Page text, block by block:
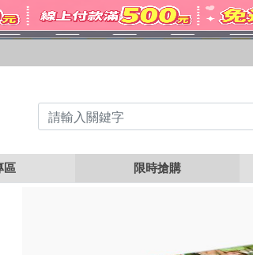
區 限時搶購
OKI ES8441 黃色相容碳粉匣 44844549